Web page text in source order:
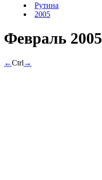
Рутина
2005
Февраль 2005
←Ctrl →